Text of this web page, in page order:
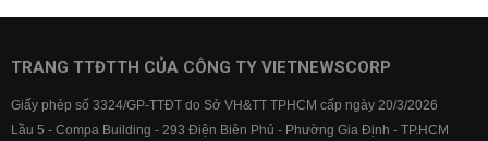
TRANG TTĐTTH CỦA CÔNG TY VIETNEWSCORP
Giấy phép số 3324/GP-TTĐT do Sở VH&TT TPHCM cấp ngày 20/3/2026
Lầu 5 - Compa Building - 293 Điện Biên Phủ - Phường Gia Định - TP.HCM